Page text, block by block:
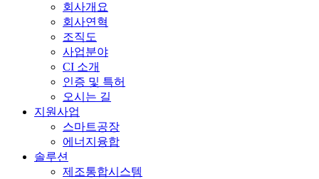
회사개요
회사연혁
조직도
사업분야
CI 소개
인증 및 특허
오시는 길
지원사업
스마트공장
에너지융합
솔루션
제조통합시스템